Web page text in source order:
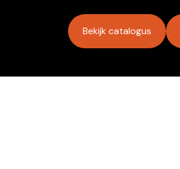
Bekijk catalogus